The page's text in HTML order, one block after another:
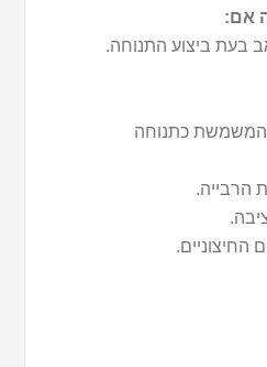
אם:
בעת ביצוע התנוחה.
המשמשת כתנוחה
הרבייה.
החיצוניים.